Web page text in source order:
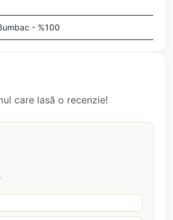
- %100
care lasă o recenzie!